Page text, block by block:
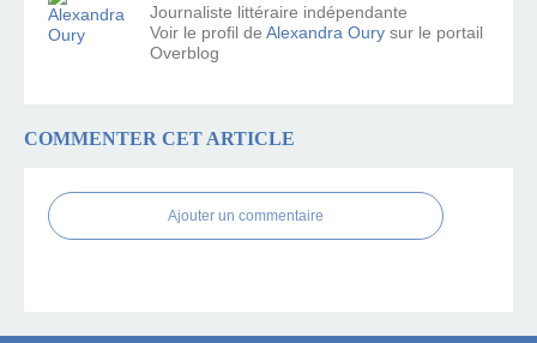
Journaliste littéraire indépendante
Voir le profil de Alexandra Oury sur le portail
Overblog
COMMENTER CET ARTICLE
Ajouter un commentaire